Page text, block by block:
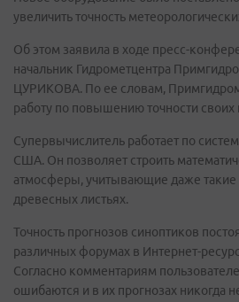
увеличить точность
Об этом заявила в ходе пресс-
начальник Гидрометцентра
ЦУРИКОВА. По ее словам,
работу по повышению точности своих
Супервычислитель работает по
США. Он позволяет строить
атмосферы, учитывающие даже такие
древесных листьях.
Точность прогнозов синоптиков
различных форумах в Интернет-
Согласно комментариям
ошибаются и в их прогнозах никогда